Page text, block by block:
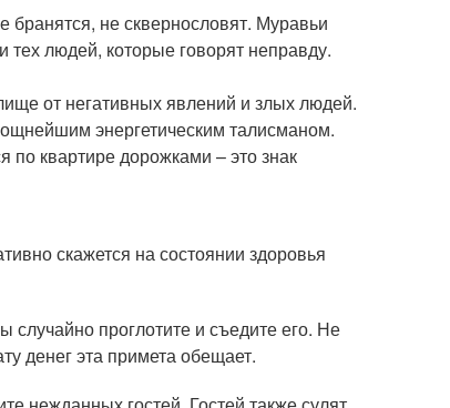
бранятся, не сквернословят. Муравьи
тех людей, которые говорят неправду.
от негативных явлений и злых людей.
энергетическим талисманом.
по квартире дорожками – это знак
скажется на состоянии здоровья
случайно проглотите и съедите его. Не
денег эта примета обещает.